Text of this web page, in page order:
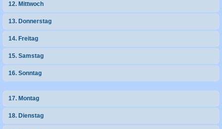
12. Mittwoch
13. Donnerstag
14. Freitag
15. Samstag
16. Sonntag
17. Montag
18. Dienstag